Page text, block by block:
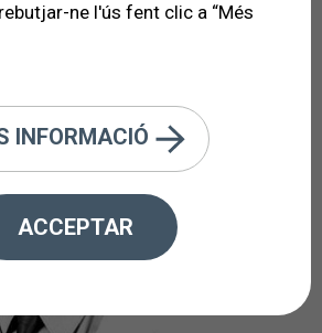
ne l'ús fent clic a “Més
INFORMACIÓ
ACCEPTAR